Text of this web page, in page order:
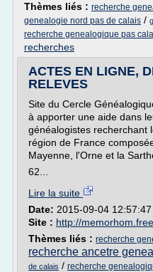
Thèmes liés : recherche
genealogie nord pas de calais /
recherche genealogique pas
recherches
ACTES EN LIGNE,
RELEVES
Site du Cercle
à apporter une aide dans
généalogistes recherchant
région de France
Mayenne, l'Orne et la
62...
Lire la suite
Date: 2015-09-04 12:57:47
Site : http://
Thèmes liés : recherche
recherche ancetre
de calais / recherche